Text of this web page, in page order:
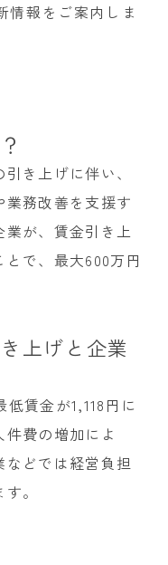
情報をご案内しま
き上げに伴い、
務改善を支援す
業が、賃金引き上
で、最大600万円
上げと企業
賃金が1,118円に
費の増加によ
などでは経営負担
。